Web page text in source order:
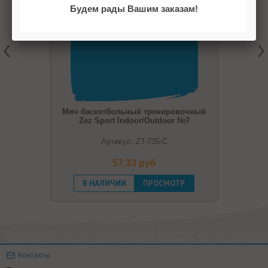
Мяч баскетбольный тренировочный
Zez Sport Indoor/Outdoor №7
Артикул: ZT-735-С
57.33 pуб
В НАЛИЧИИ
ПРОСМОТР
Контакты
Будем рады Вашим заказам!